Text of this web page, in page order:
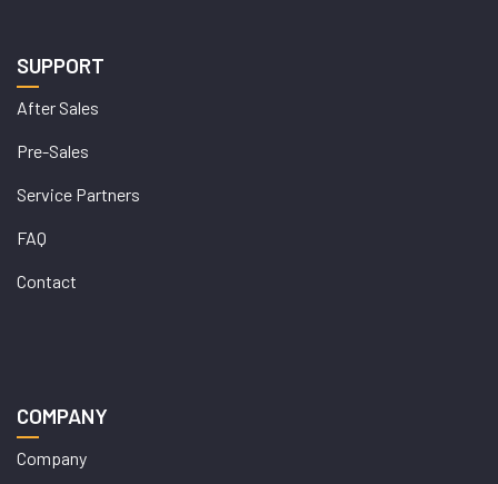
SUPPORT
After Sales
Pre-Sales
Service Partners
FAQ
Contact
COMPANY
Company